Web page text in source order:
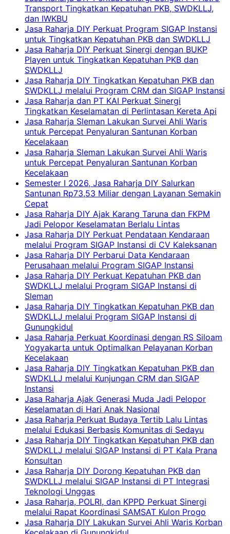
Transport Tingkatkan Kepatuhan PKB, SWDKLLJ,
dan IWKBU
Jasa Raharja DIY Perkuat Program SIGAP Instansi
untuk Tingkatkan Kepatuhan PKB dan SWDKLLJ
Jasa Raharja DIY Perkuat Sinergi dengan BUKP
Playen untuk Tingkatkan Kepatuhan PKB dan
SWDKLLJ
Jasa Raharja DIY Tingkatkan Kepatuhan PKB dan
SWDKLLJ melalui Program CRM dan SIGAP Instansi
Jasa Raharja dan PT KAI Perkuat Sinergi
Tingkatkan Keselamatan di Perlintasan Kereta Api
Jasa Raharja Sleman Lakukan Survei Ahli Waris
untuk Percepat Penyaluran Santunan Korban
Kecelakaan
Jasa Raharja Sleman Lakukan Survei Ahli Waris
untuk Percepat Penyaluran Santunan Korban
Kecelakaan
Semester I 2026, Jasa Raharja DIY Salurkan
Santunan Rp73,53 Miliar dengan Layanan Semakin
Cepat
Jasa Raharja DIY Ajak Karang Taruna dan FKPM
Jadi Pelopor Keselamatan Berlalu Lintas
Jasa Raharja DIY Perkuat Pendataan Kendaraan
melalui Program SIGAP Instansi di CV Kaleksanan
Jasa Raharja DIY Perbarui Data Kendaraan
Perusahaan melalui Program SIGAP Instansi
Jasa Raharja DIY Perkuat Kepatuhan PKB dan
SWDKLLJ melalui Program SIGAP Instansi di
Sleman
Jasa Raharja DIY Tingkatkan Kepatuhan PKB dan
SWDKLLJ melalui Program SIGAP Instansi di
Gunungkidul
Jasa Raharja Perkuat Koordinasi dengan RS Siloam
Yogyakarta untuk Optimalkan Pelayanan Korban
Kecelakaan
Jasa Raharja DIY Tingkatkan Kepatuhan PKB dan
SWDKLLJ melalui Kunjungan CRM dan SIGAP
Instansi
Jasa Raharja Ajak Generasi Muda Jadi Pelopor
Keselamatan di Hari Anak Nasional
Jasa Raharja Perkuat Budaya Tertib Lalu Lintas
melalui Edukasi Berbasis Komunitas di Sedayu
Jasa Raharja DIY Tingkatkan Kepatuhan PKB dan
SWDKLLJ melalui SIGAP Instansi di PT Kala Prana
Konsultan
Jasa Raharja DIY Dorong Kepatuhan PKB dan
SWDKLLJ melalui SIGAP Instansi di PT Integrasi
Teknologi Unggas
Jasa Raharja, POLRI, dan KPPD Perkuat Sinergi
melalui Rapat Koordinasi SAMSAT Kulon Progo
Jasa Raharja DIY Lakukan Survei Ahli Waris Korban